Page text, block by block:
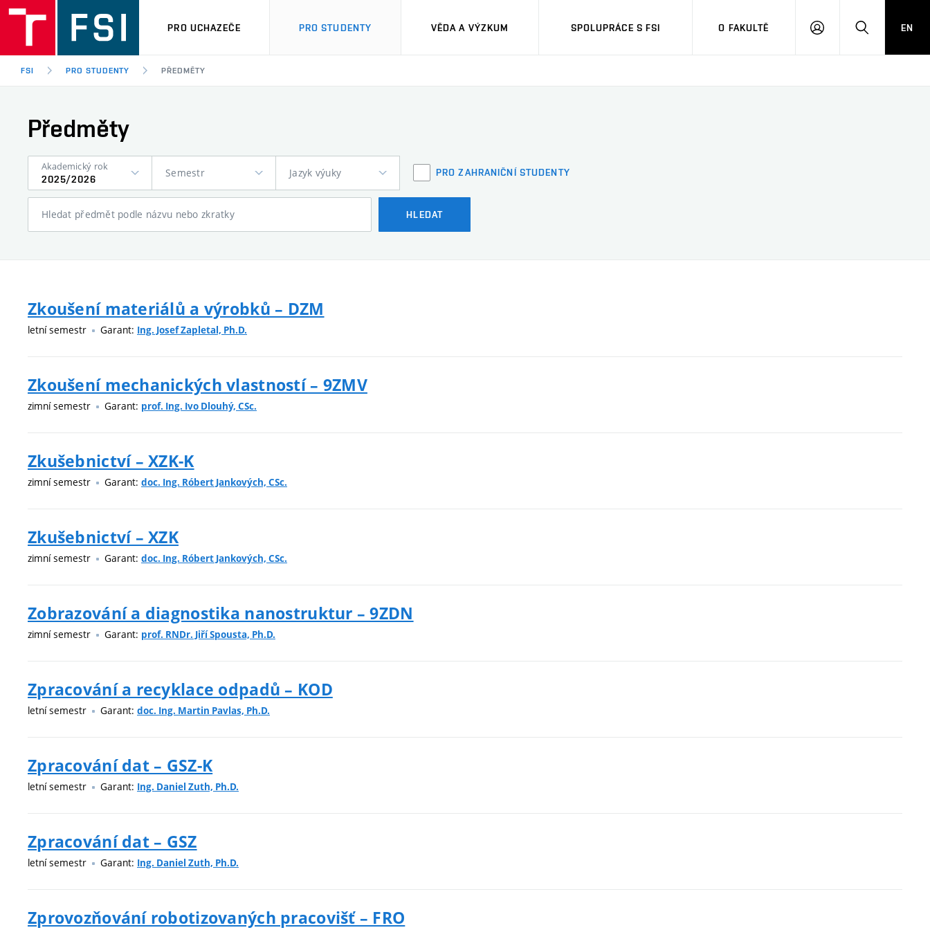
PRO UCHAZEČE PRO STUDENTY VĚDA A VÝZKUM SPOLUPRÁCE S FSI O FAKULTĚ
PŘIHLÁŠENÍHLEDAT
EN
FSI PRO STUDENTY PŘEDMĚTY
Předměty
Akademický rok
2025/2026 Semestr Jazyk výuky PRO ZAHRANIČNÍ STUDENTY
Hledat předmět podle názvu nebo zkratky HLEDAT
Zkoušení materiálů a výrobků – DZM
letní semestr Garant: Ing. Josef Zapletal, Ph.D.
Zkoušení mechanických vlastností – 9ZMV
zimní semestr Garant: prof. Ing. Ivo Dlouhý, CSc.
Zkušebnictví – XZK-K
zimní semestr Garant: doc. Ing. Róbert Jankových, CSc.
Zkušebnictví – XZK
zimní semestr Garant: doc. Ing. Róbert Jankových, CSc.
Zobrazování a diagnostika nanostruktur – 9ZDN
zimní semestr Garant: prof. RNDr. Jiří Spousta, Ph.D.
Zpracování a recyklace odpadů – KOD
letní semestr Garant: doc. Ing. Martin Pavlas, Ph.D.
Zpracování dat – GSZ-K
letní semestr Garant: Ing. Daniel Zuth, Ph.D.
Zpracování dat – GSZ
letní semestr Garant: Ing. Daniel Zuth, Ph.D.
Zprovozňování robotizovaných pracovišť – FRO